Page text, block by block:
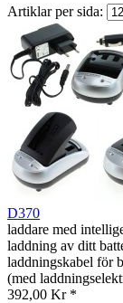
Artiklar per sida:
D370
laddare med
laddning av ditt
laddningskabel för
(med
392,00 Kr *